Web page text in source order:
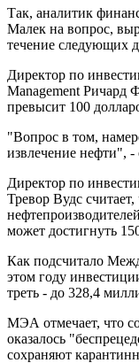
Так, аналитик
Малек на вопрос,
течение следующих
Директор по
Management Ричард
превысит 100
"Вопрос в том,
извлечение нефти", -
Директор по
Тревор Вудс
может достигнуть
Как подсчитало
этом году
треть - до 328,4
МЭА отмечает, что
оказалось
сохраняют